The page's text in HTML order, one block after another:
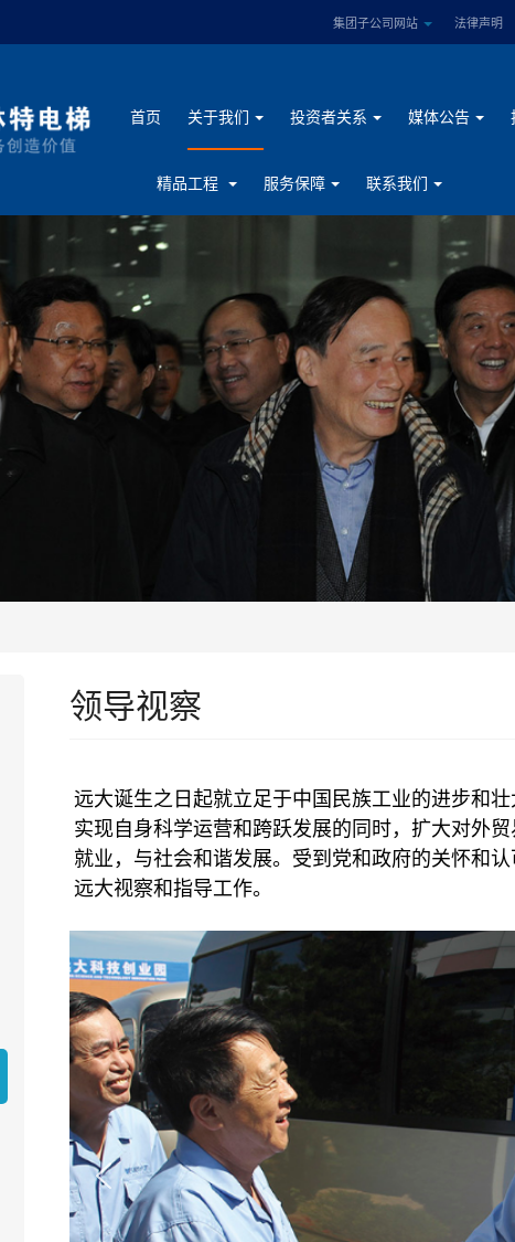
集团子公司网站 法律声明
首页 关于我们 投资者关系 媒体公告
精品工程 服务保障 联系我们
领导视察
远大诞生之 日起就立足于中国 民族工业的进步和壮
实现自身科学运营和跨跃发展的同 时， 扩大对外贸
就业， 与社会和谐发展。 受到 党和政府的关怀和认
远大视察和指导工作。